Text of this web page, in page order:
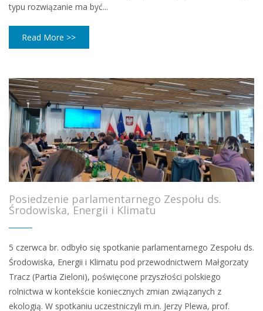
typu rozwiązanie ma być...
Read More >>
Posiedzenie parlamentarnego Zespołu ds.
Środowiska, Energii i Klimatu
5 czerwca br. odbyło się spotkanie parlamentarnego Zespołu ds.
Środowiska, Energii i Klimatu pod przewodnictwem Małgorzaty
Tracz (Partia Zieloni), poświęcone przyszłości polskiego
rolnictwa w kontekście koniecznych zmian związanych z
ekologią. W spotkaniu uczestniczyli m.in. Jerzy Plewa, prof.